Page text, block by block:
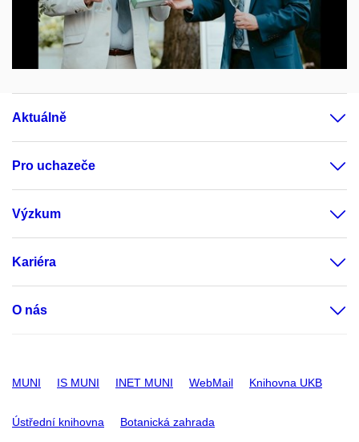
Otevřít na youtube.com
Aktuálně
Pro uchazeče
Výzkum
Kariéra
O nás
MUNI IS MUNI INET MUNI WebMail Knihovna UKB
Ústřední knihovna Botanická zahrada